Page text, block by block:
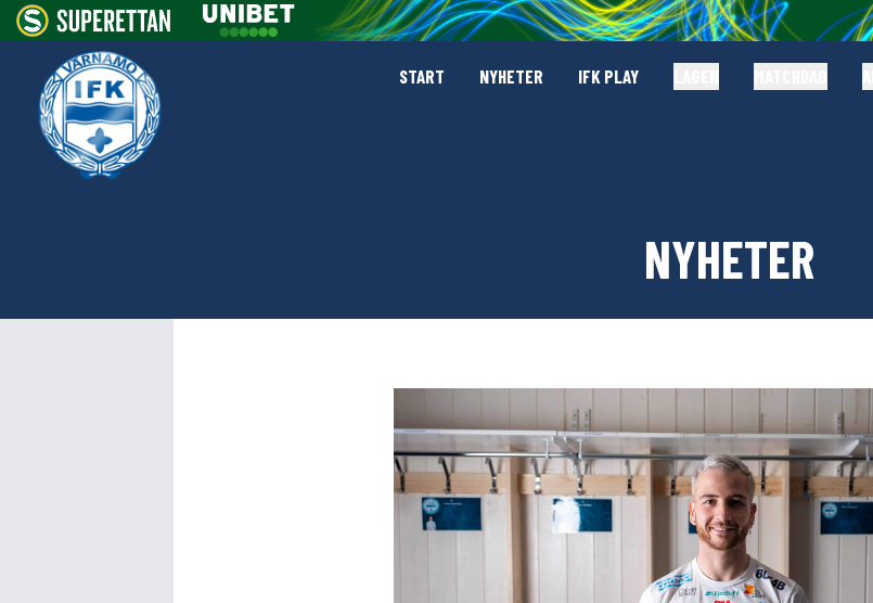
START NYHETER IFK PLAY
NYHETER